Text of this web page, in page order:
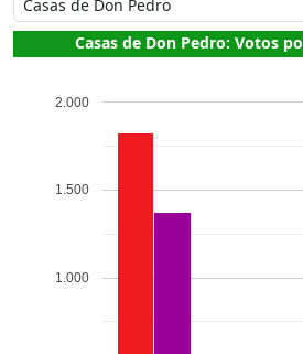
Casas de Don Pedro: Votos
1.000
1.500
2.000